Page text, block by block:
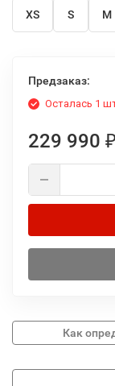
XS S M
Предзаказ:
Осталась 1
229 990 ₽
Как